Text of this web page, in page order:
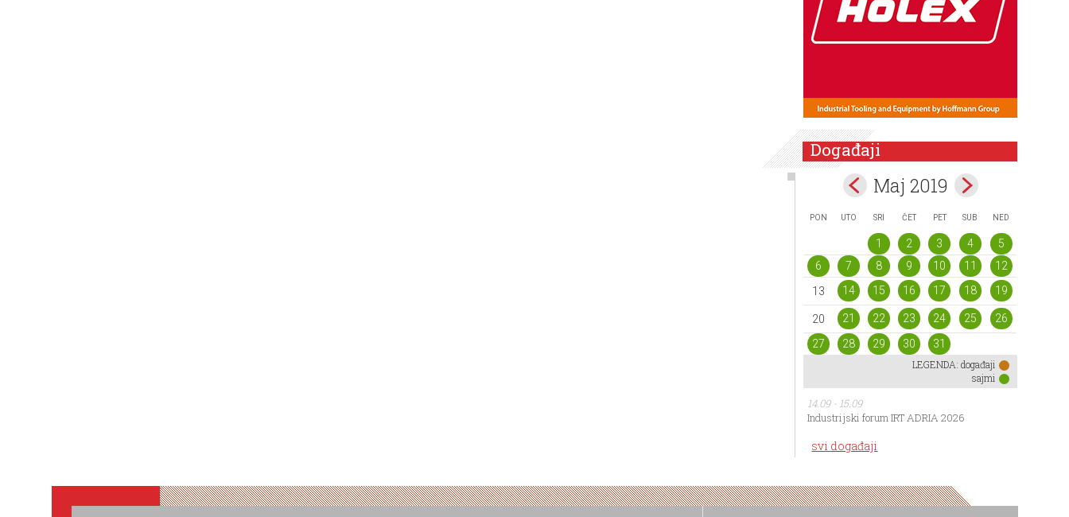
Događaji
Maj 2019
PON UTO SRI ČET PET SUB NED
1 2 3 4
5
6
7 8 9 10 11
12
13
14 15 16 17 18 19
20 21 22 23 24 25
26
27
28 29 30
31
LEGENDA: događaji
sajmi
14.09 - 15.09
Industrijski forum IRT ADRIA 2026
svi događaji